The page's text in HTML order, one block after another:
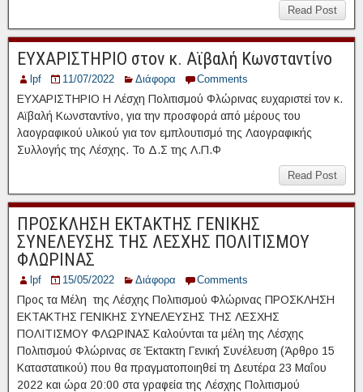
Read Post
ΕΥΧΑΡΙΣΤΗΡΙΟ στον κ. Αϊβαλή Κωνσταντίνο
lpf 11/07/2022 Διάφορα Comments
ΕΥΧΑΡΙΣΤΗΡΙΟ Η Λέσχη Πολιτισμού Φλώρινας ευχαριστεί τον κ.
Αϊβαλή Κωνσταντίνο, για την προσφορά από μέρους του
λαογραφικού υλικού για τον εμπλουτισμό της Λαογραφικής
Συλλογής της Λέσχης. Το Δ.Σ της Λ.Π.Φ
Read Post
ΠΡΟΣΚΛΗΣΗ ΕΚΤΑΚΤΗΣ ΓΕΝΙΚΗΣ
ΣΥΝΕΛΕΥΣΗΣ ΤΗΣ ΛΕΣΧΗΣ ΠΟΛΙΤΙΣΜΟΥ
ΦΛΩΡΙΝΑΣ
lpf 15/05/2022 Διάφορα Comments
Προς τα Μέλη της Λέσχης Πολιτισμού Φλώρινας ΠΡΟΣΚΛΗΣΗ
ΕΚΤΑΚΤΗΣ ΓΕΝΙΚΗΣ ΣΥΝΕΛΕΥΣΗΣ ΤΗΣ ΛΕΣΧΗΣ
ΠΟΛΙΤΙΣΜΟΥ ΦΛΩΡΙΝΑΣ Καλούνται τα μέλη της Λέσχης
Πολιτισμού Φλώρινας σε Έκτακτη Γενική Συνέλευση (Άρθρο 15
Καταστατικού) που θα πραγματοποιηθεί τη Δευτέρα 23 Μαΐου
2022 και ώρα 20:00 στα γραφεία της Λέσχης Πολιτισμού